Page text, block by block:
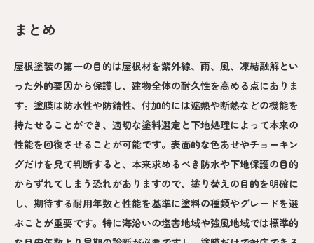
まとめ
屋根塗装の第一の目的は屋根材を紫外線、雨、風、凍結融解とい
った外的要因から保護し、建物全体の耐久性を高める点にありま
す。塗膜は防水性や防錆性、付加的には遮熱や断熱などの機能を
持たせることができ、適切な塗料選定と下地処理によって本来の
性能を回復させることが可能です。表面的な色あせやチョーキン
グだけを見て判断すると、本来求めるべき防水や下地保護の目的
からずれてしまう恐れがありますので、塗り替えの目的を明確に
し、期待する耐用年数と性能を基準に塗料の種類やグレードを選
ぶことが重要です。特に海沿いの塩害地域や強風地域では標準的